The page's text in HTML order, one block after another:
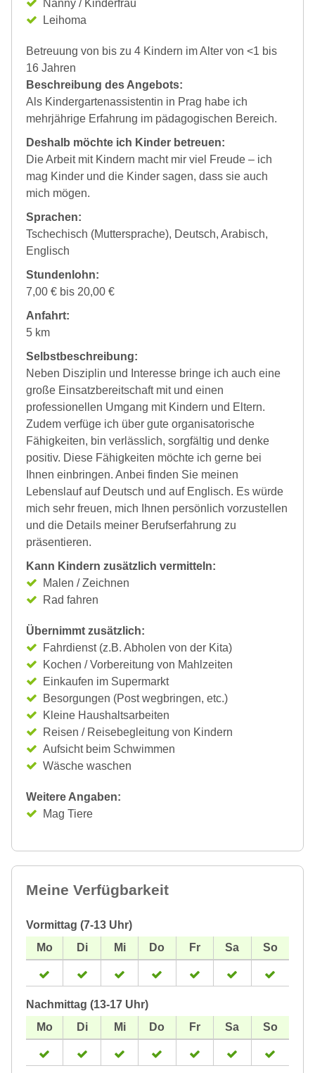
Nanny / Kinderfrau
Leihoma
Betreuung von bis zu 4 Kindern im Alter von <1 bis
16 Jahren
Beschreibung des Angebots:
Als Kindergartenassistentin in Prag habe ich
mehrjährige Erfahrung im pädagogischen Bereich.
Deshalb möchte ich Kinder betreuen:
Die Arbeit mit Kindern macht mir viel Freude – ich
mag Kinder und die Kinder sagen, dass sie auch
mich mögen.
Sprachen:
Tschechisch (Muttersprache), Deutsch, Arabisch,
Englisch
Stundenlohn:
7,00 € bis 20,00 €
Anfahrt:
5 km
Selbstbeschreibung:
Neben Disziplin und Interesse bringe ich auch eine
große Einsatzbereitschaft mit und einen
professionellen Umgang mit Kindern und Eltern.
Zudem verfüge ich über gute organisatorische
Fähigkeiten, bin verlässlich, sorgfältig und denke
positiv. Diese Fähigkeiten möchte ich gerne bei
Ihnen einbringen. Anbei finden Sie meinen
Lebenslauf auf Deutsch und auf Englisch. Es würde
mich sehr freuen, mich Ihnen persönlich vorzustellen
und die Details meiner Berufserfahrung zu
präsentieren.
Kann Kindern zusätzlich vermitteln:
Malen / Zeichnen
Rad fahren
Übernimmt zusätzlich:
Fahrdienst (z.B. Abholen von der Kita)
Kochen / Vorbereitung von Mahlzeiten
Einkaufen im Supermarkt
Besorgungen (Post wegbringen, etc.)
Kleine Haushaltsarbeiten
Reisen / Reisebegleitung von Kindern
Aufsicht beim Schwimmen
Wäsche waschen
Weitere Angaben:
Mag Tiere
Meine Verfügbarkeit
Vormittag (7-13 Uhr)
Nachmittag (13-17 Uhr)